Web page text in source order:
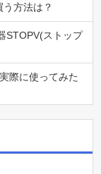
方法は？
STOPV(ストップ
際に使ってみた